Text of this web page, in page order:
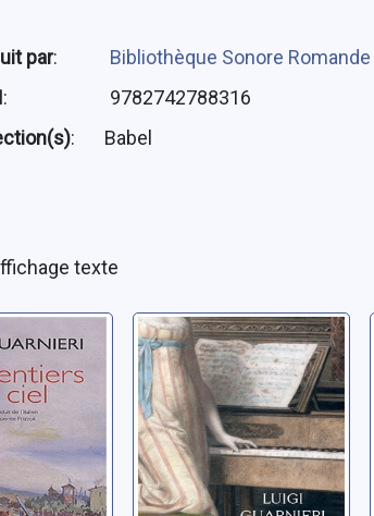
par:
Bibliothèque Sonore Romande
:
9782742788316
: Babel
texte
du
Une étrange
histoire d'amour
Guarnieri, Luigi